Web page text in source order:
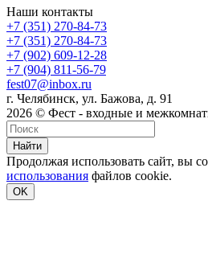
Наши контакты
+7 (351) 270-84-73
+7 (351) 270-84-73
+7 (902) 609-12-28
+7 (904) 811-56-79
fest07@inbox.ru
г. Челябинск, ул. Бажова, д. 91
2026 © Фест - входные и
Найти
Продолжая использовать сайт, вы
использования файлов cookie.
OK